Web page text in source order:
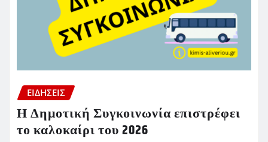
ΕΙΔΗΣΕΙΣ
Η Δημοτική Συγκοινωνία επιστρέφει
το καλοκαίρι του 2026